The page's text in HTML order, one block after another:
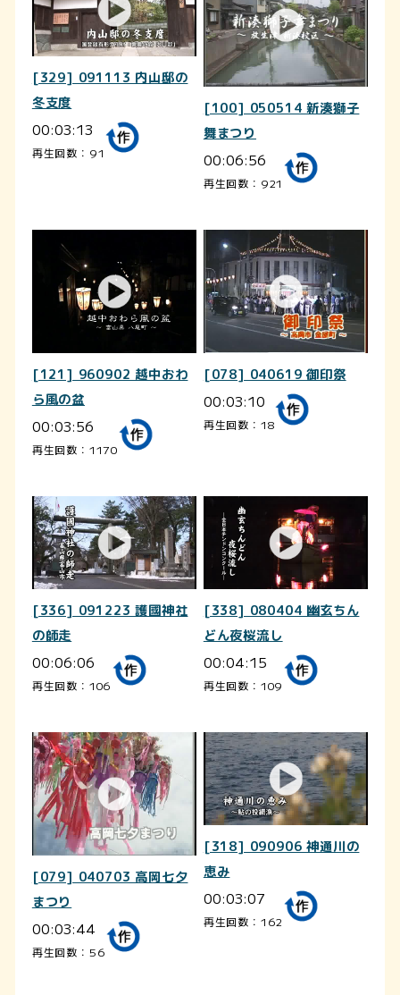
[329] 091113 内山邸の
冬支度
00:03:13
再生回数：91
[100] 050514 新湊獅子
舞まつり
00:06:56
再生回数：921
[121] 960902 越中おわ
ら風の盆
00:03:56
再生回数：1170
[078] 040619 御印祭
00:03:10
再生回数：18
[336] 091223 護國神社
の師走
00:06:06
再生回数：106
[338] 080404 幽玄ちん
どん夜桜流し
00:04:15
再生回数：109
[079] 040703 高岡七夕
まつり
00:03:44
再生回数：56
[318] 090906 神通川の
恵み
00:03:07
再生回数：162